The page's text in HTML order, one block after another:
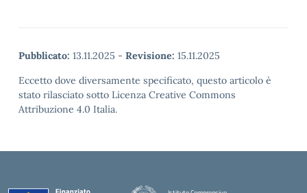
Pubblicato: 13.11.2025 - Revisione: 15.11.2025
Eccetto dove diversamente specificato, questo articolo è
stato rilasciato sotto Licenza Creative Commons
Attribuzione 4.0 Italia.